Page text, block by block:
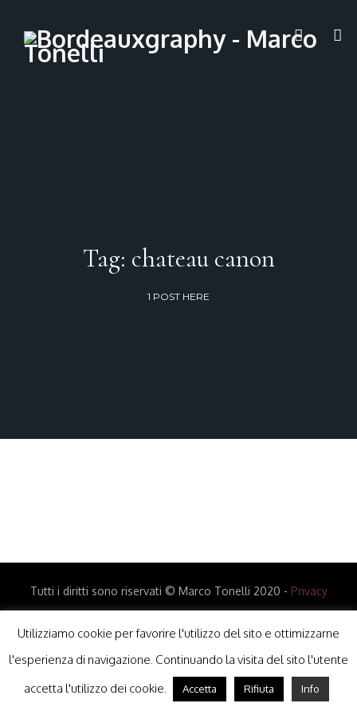
Tag: chateau canon
1 POST HERE
Tutti i diritti sono riservati © Marco Tonelli 2020 - Privacy
Utilizziamo cookie per favorire l'utilizzo del sito e ottimizzarne
l'esperienza di navigazione. Continuando la visita del sito l'utente
accetta l'utilizzo dei cookie.
Accetta Rifiuta Info